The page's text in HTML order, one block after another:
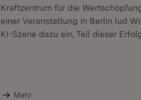
Kraftzentrum für die
einer Veranstaltung in Berlin lud
KI-Szene dazu ein, Teil dieser
Mehr